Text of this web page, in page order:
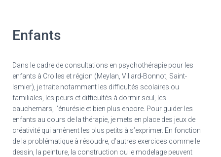
Enfants
Dans le cadre de consultations en psychothérapie pour les
enfants à Crolles et région (Meylan, Villard-Bonnot, Saint-
Ismier), je traite notamment les difficultés scolaires ou
familiales, les peurs et difficultés à dormir seul, les
cauchemars, l’énurésie et bien plus encore. Pour guider les
enfants au cours de la thérapie, je mets en place des jeux de
créativité qui amènent les plus petits à s’exprimer. En fonction
de la problématique à résoudre, d’autres exercices comme le
dessin, la peinture, la construction ou le modelage peuvent